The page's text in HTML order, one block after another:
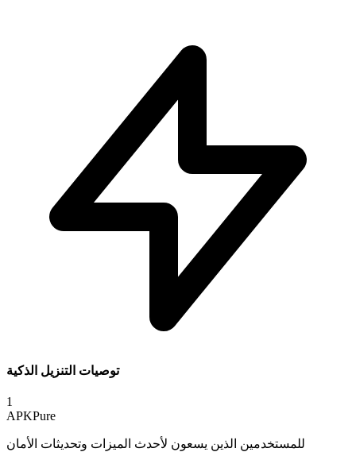
توصيات التنزيل الذكية
1
APKPure
للمستخدمين الذين يسعون لأحدث الميزات وتحديثات الأمان